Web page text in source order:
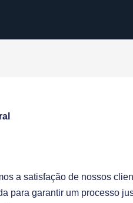
a satisfação de nossos
para garantir um processo